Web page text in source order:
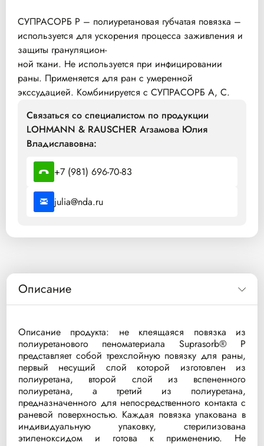
СУПРАСОРБ P – полиуретановая губчатая повязка –
используется для ускорения процесса заживления и
защиты грануляцион-
ной ткани. Не используется при инфицировании
раны. Применяется для ран с умеренной
экссудацией. Комбинируется с СУПРАСОРБ A, C.
Связаться со специалистом по продукции
LOHMANN & RAUSCHER Агзамова Юлия
Владиславовна:
+7 (981) 696-70-83
julia@nda.ru
Описание
Описание продукта: не клеящаяся повязка из
полиуретанового пеноматериала Suprasorb® P
представляет собой трехслойную повязку для раны,
первый несущий слой которой изготовлен из
полиуретана, второй слой из вспененного
полиуретана, а третий из полиуретана,
предназначенного для непосредственного контакта с
раневой поверхностью. Каждая повязка упакована в
индивидуальную упаковку, стерилизована
этиленоксидом и готова к применению. Не